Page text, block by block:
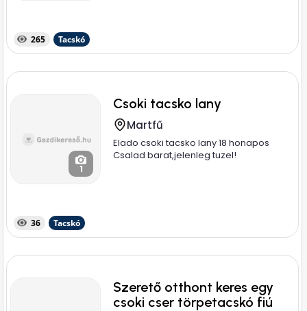
265 Tacskó
1
Csoki tacsko lany
Martfű
Elado csoki tacsko lany 18 honapos
Csalad barat,jelenleg tuzel!
36 Tacskó
Szerető otthont keres egy
csoki cser törpetacskó fiú